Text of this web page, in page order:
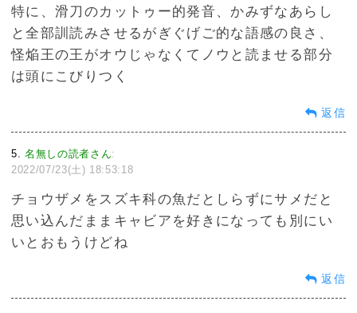
特に、滑刀のカットゥー的発音、かみずなあらし
と全部訓読みさせるがぎぐげご的な語感の良さ、
怪焔王の王がオウじゃなくてノウと読ませる部分
は頭にこびりつく
返信
5 名無しの読者さん:
2022/07/23(土) 18:53:18
チョウザメをスズキ科の魚だとしらずにサメだと
思い込んだままキャビアを好きになっても別にい
いとおもうけどね
返信